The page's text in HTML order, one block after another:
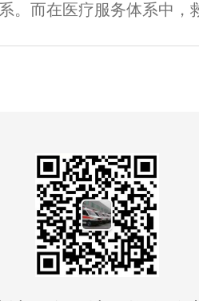
，了解河池的救护车出租
。而在医疗服务体系中，
。 河池救护车转运服务